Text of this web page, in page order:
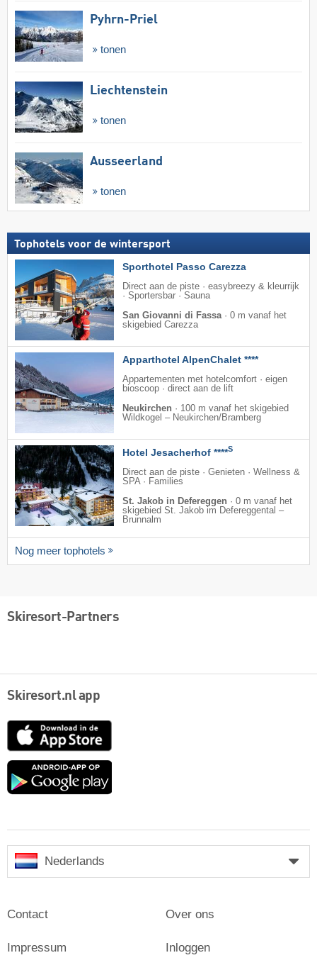
Pyhrn-Priel
tonen
Liechtenstein
tonen
Ausseerland
tonen
Tophotels voor de wintersport
Sporthotel Passo Carezza
Direct aan de piste · easybreezy & kleurrijk
· Sportersbar · Sauna
San Giovanni di Fassa · 0 m vanaf het
skigebied Carezza
Apparthotel AlpenChalet ****
Appartementen met hotelcomfort · eigen
bioscoop · direct aan de lift
Neukirchen · 100 m vanaf het skigebied
Wildkogel – Neukirchen/​Bramberg
Hotel Jesacherhof ****S
Direct aan de piste · Genieten · Wellness &
SPA · Families
St. Jakob in Defereggen · 0 m vanaf het
skigebied St. Jakob im Defereggental –
Brunnalm
Nog meer tophotels
Skiresort-Partners
Skiresort.nl app
App
Google
Nederlands
Contact
Impressum
Over ons
Inloggen